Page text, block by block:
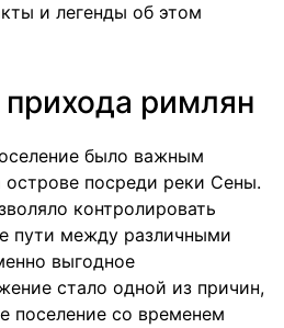
и легенды об этом
римлян
было важным
посреди реки Сены.
контролировать
пути между различными
выгодное
стало одной из причин,
поселение со временем